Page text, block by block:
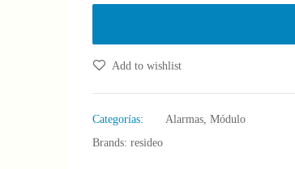
Add to wishlist
Categorías: Alarmas,Módulo
Brands:resideo